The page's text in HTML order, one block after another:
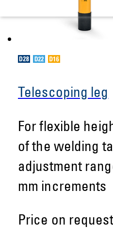
Telescoping leg
For flexible
of the welding
adjustment
mm increments
Price on request